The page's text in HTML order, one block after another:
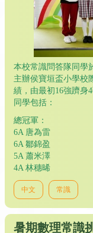
本校常識問答隊同學
主辦侯寶垣盃小學校
績，由最初16強躋身
同學包括：
總冠軍：
6A 唐為雷
6A 鄒錦盈
5A 蕭米澤
4A 林穗晞
中文 常識
暑期數理常識